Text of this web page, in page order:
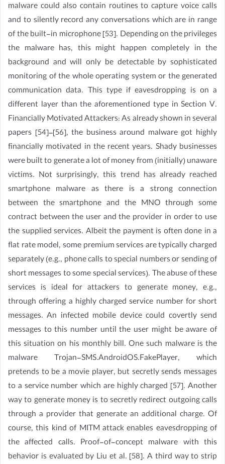
malware could also contain routines to capture voice calls
and to silently record any conversations which are in range
of the built-in microphone [53]. Depending on the privileges
the malware has, this might happen completely in the
background and will only be detectable by sophisticated
monitoring of the whole operating system or the generated
communication data. This type if eavesdropping is on a
different layer than the aforementioned type in Section V.
Financially Motivated Attackers: As already shown in several
papers [54]–[56], the business around malware got highly
financially motivated in the recent years. Shady businesses
were built to generate a lot of money from (initially) unaware
victims. Not surprisingly, this trend has already reached
smartphone malware as there is a strong connection
between the smartphone and the MNO through some
contract between the user and the provider in order to use
the supplied services. Albeit the payment is often done in a
flat rate model, some premium services are typically charged
separately (e.g., phone calls to special numbers or sending of
short messages to some special services). The abuse of these
services is ideal for attackers to generate money, e.g.,
through offering a highly charged service number for short
messages. An infected mobile device could covertly send
messages to this number until the user might be aware of
this situation on his monthly bill. One such malware is the
malware Trojan-SMS.AndroidOS.FakePlayer, which
pretends to be a movie player, but secretly sends messages
to a service number which are highly charged [57]. Another
way to generate money is to secretly redirect outgoing calls
through a provider that generate an additional charge. Of
course, this kind of MITM attack enables eavesdropping of
the affected calls. Proof-of-concept malware with this
behavior is evaluated by Liu et al. [58]. A third way to strip